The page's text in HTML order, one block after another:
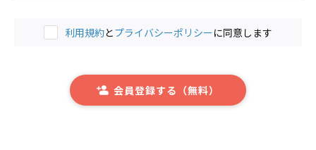
利用規約とプライバシーポリシーに同意します
会員登録する（無料）